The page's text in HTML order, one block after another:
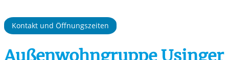
Kontakt und Öffnungszeiten